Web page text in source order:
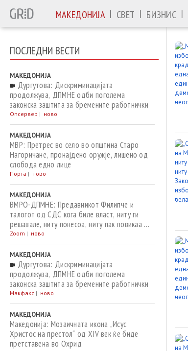
МАКЕДОНИЈА | СВЕТ | БИЗНИС |
ПОСЛЕДНИ ВЕСТИ
МАКЕДОНИЈА
Дургутова: Дискриминацијата
продолжува, ДПМНЕ одби поголема
законска заштита за бремените работнички
Опсервер | ново
МАКЕДОНИЈА
МВР: Претрес во село во општина Старо
Нагоричане, пронајдено оружје, лишено од
слобода едно лице
Порта | ново
МАКЕДОНИЈА
ВМРО-ДПМНЕ: Предавникот Филипче и
талогот од СДС кога биле власт, ниту ги
решавале, ниту понесоа, ниту пак повикаа на
одговорност за случаите со небезбедна
вода за пиење
Zoom | ново
МАКЕДОНИЈА
Дургутова: Дискриминацијата
продолжува, ДПМНЕ одби поголема
законска заштита за бремените работнички
Макфакс | ново
МАКЕДОНИЈА
Македонија: Мозаичната икона „Исус
Христос на престол“ од XIV век ќе биде
претставена во Охрид